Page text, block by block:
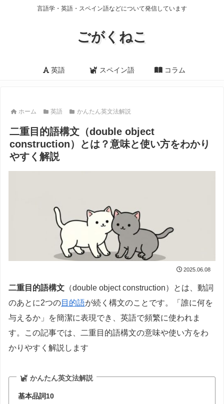
言語学・英語・スペイン語などについて発信しています
ごがくねこ
英語 スペイン語 コラム
ホーム 英語 かんたん英文法解説
二重目的語構文（double object
construction）とは？意味と使い方をわかり
やすく解説
2025.06.08
二重目的語構文 （double object construction）とは、動詞
のあとに2つの目的語が続く構文のことです。「誰に何を
与えるか」を簡潔に表現でき、英語で頻繁に使われま
す。この記事では、二重目的語構文の意味や使い方をわ
かりやすく解説します
かんたん英文法解説
基本品詞10